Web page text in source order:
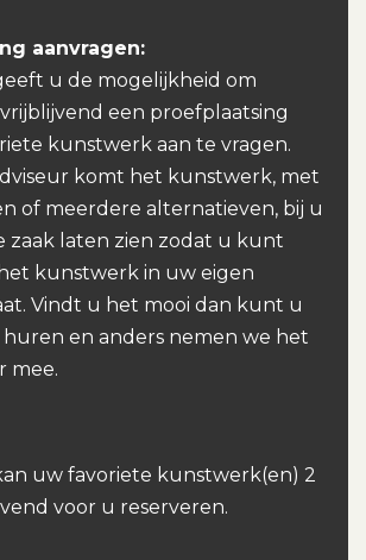
aanvragen:
u de mogelijkheid om
een proefplaatsing
kunstwerk aan te vragen.
komt het kunstwerk, met
of meerdere alternatieven, bij u
zaak laten zien zodat u kunt
kunstwerk in uw eigen
Vindt u het mooi dan kunt u
en anders nemen we het
mee.
uw favoriete kunstwerk(en) 2
voor u reserveren.